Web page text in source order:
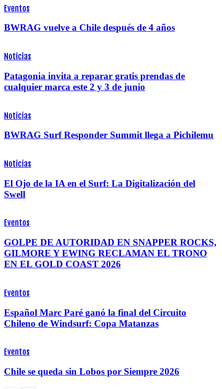
Eventos
BWRAG vuelve a Chile después de 4 años
Noticias
Patagonia invita a reparar gratis prendas de
cualquier marca este 2 y 3 de junio
Noticias
BWRAG Surf Responder Summit llega a Pichilemu
Noticias
El Ojo de la IA en el Surf: La Digitalización del
Swell
Eventos
GOLPE DE AUTORIDAD EN SNAPPER ROCKS,
GILMORE Y EWING RECLAMAN EL TRONO
EN EL GOLD COAST 2026
Eventos
Español Marc Paré ganó la final del Circuito
Chileno de Windsurf: Copa Matanzas
Eventos
Chile se queda sin Lobos por Siempre 2026